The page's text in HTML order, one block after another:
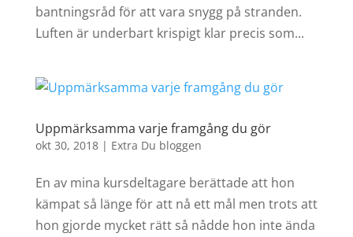
bantningsråd för att vara snygg på stranden.
Luften är underbart krispigt klar precis som...
Uppmärksamma varje framgång du gör
okt 30, 2018| Extra Du bloggen
En av mina kursdeltagare berättade att hon
kämpat så länge för att nå ett mål men trots att
hon gjorde mycket rätt så nådde hon inte ända